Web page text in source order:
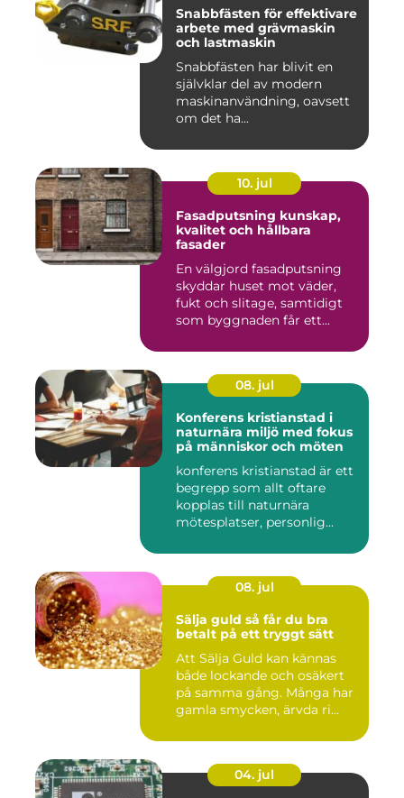
Snabbfästen för effektivare
arbete med grävmaskin
och lastmaskin
Snabbfästen har blivit en
självklar del av modern
maskinanvändning, oavsett
om det ha...
10. jul
Fasadputsning kunskap,
kvalitet och hållbara
fasader
En välgjord fasadputsning
skyddar huset mot väder,
fukt och slitage, samtidigt
som byggnaden får ett...
08. jul
Konferens kristianstad i
naturnära miljö med fokus
på människor och möten
konferens kristianstad är ett
begrepp som allt oftare
kopplas till naturnära
mötesplatser, personlig...
08. jul
Sälja guld så får du bra
betalt på ett tryggt sätt
Att Sälja Guld kan kännas
både lockande och osäkert
på samma gång. Många har
gamla smycken, ärvda ri...
04. jul